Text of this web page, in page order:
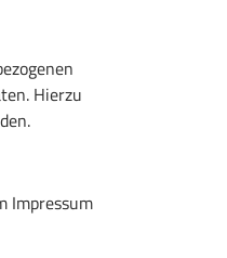
Hierzu
Impressum